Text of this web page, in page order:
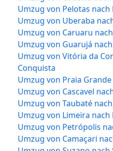
Umzug von Pelotas nach
Umzug von Uberaba
Umzug von Caruaru
Umzug von Guarujá
Umzug von Vitória da
Conquista
Umzug von Praia
Umzug von Cascavel
Umzug von Taubaté
Umzug von Limeira nach
Umzug von Petrópolis
Umzug von Camaçari